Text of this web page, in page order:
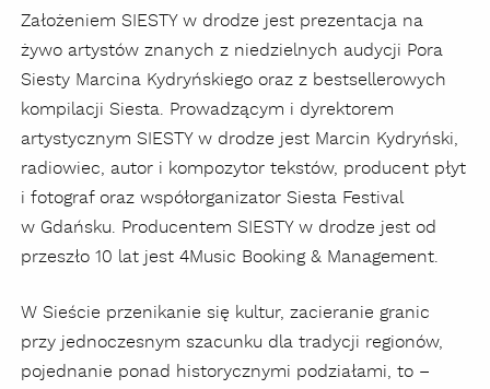
Założeniem SIESTY w drodze jest prezentacja na
żywo artystów znanych z niedzielnych audycji Pora
Siesty Marcina Kydryńskiego oraz z bestsellerowych
kompilacji Siesta. Prowadzącym i dyrektorem
artystycznym SIESTY w drodze jest Marcin Kydryński,
radiowiec, autor i kompozytor tekstów, producent płyt
i fotograf oraz współorganizator Siesta Festival
w Gdańsku. ​​Producentem SIESTY w drodze jest od
przeszło 10 lat jest 4Music Booking & Management.
W Sieście przenikanie się kultur, zacieranie granic
przy jednoczesnym szacunku dla tradycji regionów,
pojednanie ponad historycznymi podziałami, to –